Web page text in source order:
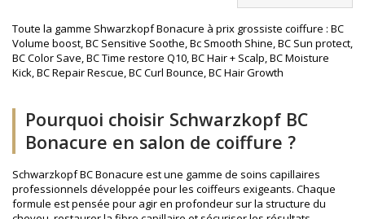
Toute la gamme Shwarzkopf Bonacure à prix grossiste coiffure : BC
Volume boost, BC Sensitive Soothe, Bc Smooth Shine, BC Sun protect,
BC Color Save, BC Time restore Q10, BC Hair + Scalp, BC Moisture
Kick, BC Repair Rescue, BC Curl Bounce, BC Hair Growth
Pourquoi choisir Schwarzkopf BC
Bonacure en salon de coiffure ?
Schwarzkopf BC Bonacure est une gamme de soins capillaires
professionnels développée pour les coiffeurs exigeants. Chaque
formule est pensée pour agir en profondeur sur la structure du